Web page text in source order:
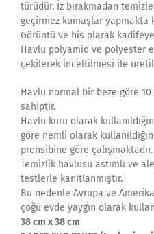
türüdür. İz bırakmadan
geçirmez kumaşlar yapmakta
Görüntü ve his olarak
Havlu polyamid ve polyester
çekilerek inceltilmesi ile
Havlu normal bir beze göre
sahiptir.
Havlu kuru olarak
göre nemli olarak
prensibine göre çalışmaktadır.
Temizlik havlusu astımlı ve
testlerle kanıtlanmıştır.
Bu nedenle Avrupa ve
çoğu evde yaygın olarak
38 cm x 38 cm